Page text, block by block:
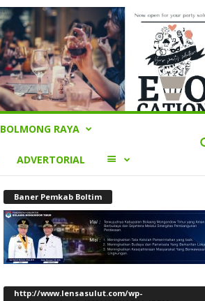
BOLMONG RAYA
ADVERTORIAL LAINNYA
Baner Pemkab Boltim
http://www.lensasulut.com/wp-